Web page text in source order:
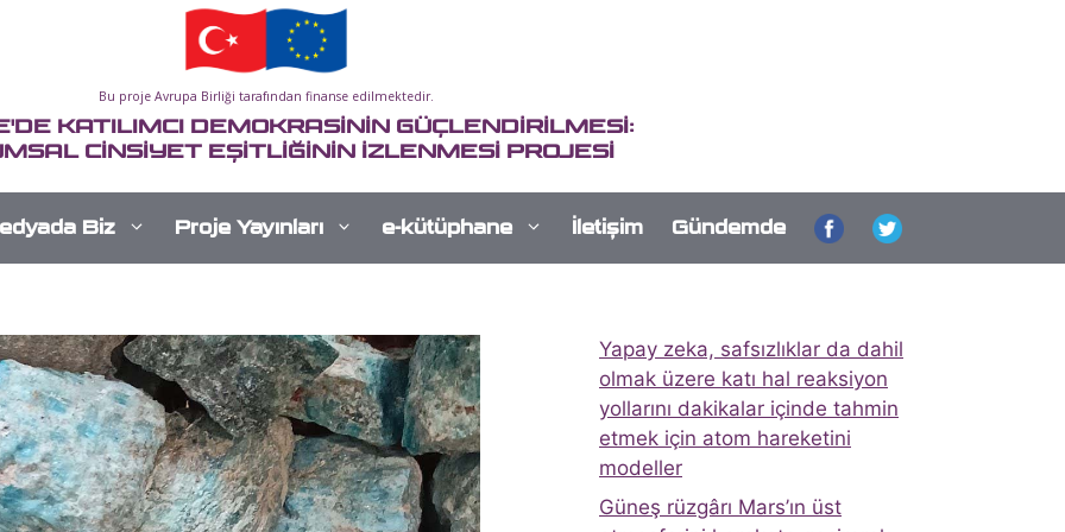
Bu proje Avrupa Birliği tarafından finanse edilmektedir.
KATILIMCI DEMOKRASİNİN GÜÇLENDİRİLMESİ:
CİNSİYET EŞİTLİĞİNİN İZLENMESİ PROJESİ
Biz Proje Yayınları e-kütüphane İletişim Gündemde
Yapay zeka, safsızlıklar da dahil
olmak üzere katı hal reaksiyon
yollarını dakikalar içinde tahmin
etmek için atom hareketini
modeller
Güneş rüzgârı Mars’ın üst